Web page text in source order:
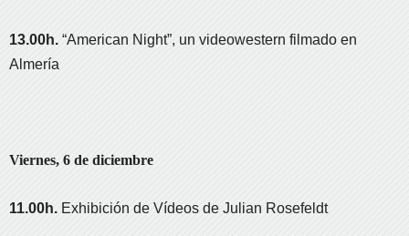
13.00h. “American Night”, un videowestern filmado en
Almería
Viernes, 6 de diciembre
11.00h. Exhibición de Vídeos de Julian Rosefeldt